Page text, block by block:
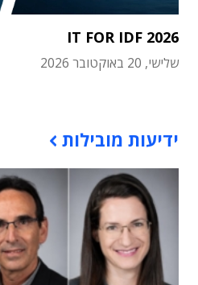
IT FOR IDF 2026
שלישי, 20 באוקטובר 2026
ידיעות מובילות